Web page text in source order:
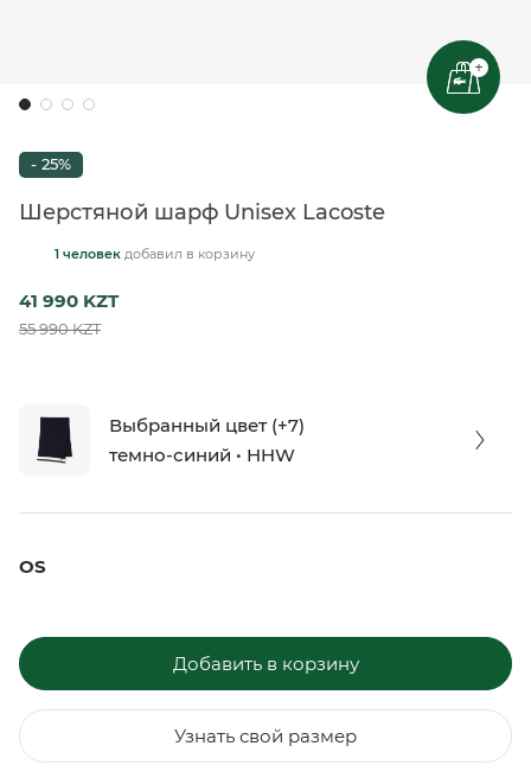
+
- 25%
Шерстяной шарф Unisex Lacoste
1 человек добавил в корзину
41 990 KZT
55 990 KZT
Выбранный цвет (+7)
темно-синий • HHW
OS
Добавить в корзину
Узнать свой размер